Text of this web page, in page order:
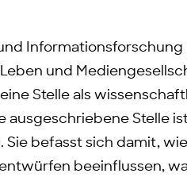
Informationsforschung
und
Stelle als
ausgeschriebene Stelle
befasst sich damit,
beeinflussen,